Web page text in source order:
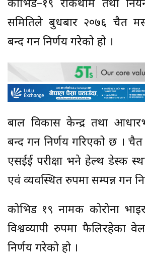
कोभिड–१९ रोकथाम तथा
समितिले बुधबार २०७६ चैत
बन्द गर्ने निर्णय गरेको हो ।
बाल विकास केन्द्र तथा
बन्द गर्ने निर्णय गरिएको छ ।
एसईई परीक्षा भने हेल्थ डेस्क
एवं व्यवस्थित रुपमा सम्पन्न गर्ने
कोभिड १९ नामक कोरोना
विश्वव्यापी रुपमा फैलिरहेका
निर्णय गरेको हो ।